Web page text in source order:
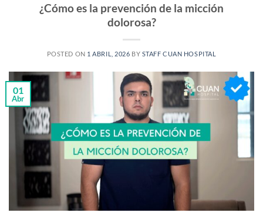
¿Cómo es la prevención de la micción
dolorosa?
POSTED ON 1 ABRIL, 2026 BY STAFF CUAN HOSPITAL
01
Abr